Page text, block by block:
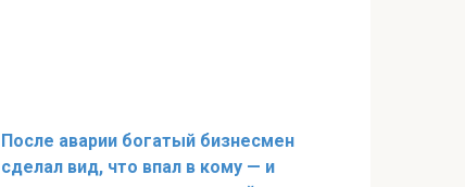
После аварии богатый бизнесмен
сделал вид, что впал в кому — и